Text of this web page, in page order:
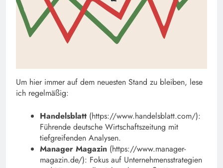
Um hier immer auf dem neuesten Stand zu bleiben, lese
ich regelmäßig:
Handelsblatt (https://www.handelsblatt.com/):
Führende deutsche Wirtschaftszeitung mit
tiefgreifenden Analysen.
Manager Magazin (https://www.manager-
magazin.de/): Fokus auf Unternehmensstrategien